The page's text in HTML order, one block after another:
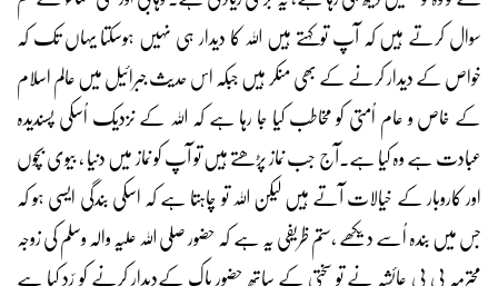
سوال کرتے ہیں کہ آپ توکہتے ہیں اللہ کا دیدار ہی نہیں ہوسکتا یہاں تک کہ
خواص کے دیدار کرنے کے بھی منکر ہیں جبکہ اس حدیث جبرائیل میں عالم اسلام
کے خاص و عام اُمتی کو مخاطب کیا جا رہا ہے کہ اللہ کے نزدیک اُسکی پسندیدہ
عبادت ہے وہ کیا ہے۔آج جب نماز پڑھتے ہیں تو آپ کو نماز میں دنیا ، بیوی بچوں
اور کاروبار کے خیالات آتے ہیں لیکن اللہ تو چاہتا ہے کہ اسکی بندگی ایسی ہو کہ
جس میں بندہ اُسے دیکھے ،ستم ظریفی یہ ہے کہ حضور صلی اللہ علیہ والہ وسلم کی زوجہ
محترمہ بی بی عائشہ نے تو سختی کے ساتھ حضور پاک کےدیدار کرنے کو رّد کیا ہے